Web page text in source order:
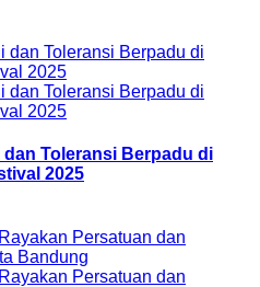
Toleransi Berpadu di
2025